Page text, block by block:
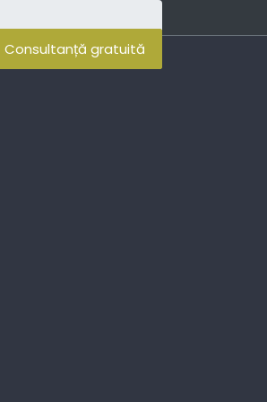
Consultanță gratuită